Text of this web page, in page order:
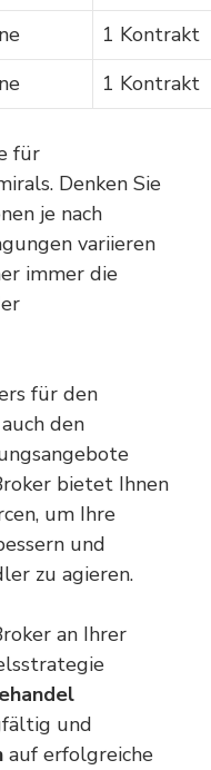
1 Kontrakt
1 Kontrakt
für
Denken Sie
je nach
variieren
immer die
für den
den
bietet Ihnen
um Ihre
und
zu agieren.
an Ihrer
und
auf erfolgreiche